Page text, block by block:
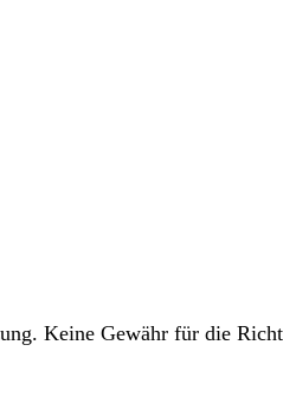
Keine Gewähr für die